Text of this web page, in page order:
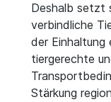
Deshalb setzt
verbindliche
der Einhaltung
tiergerechte
Stärkung